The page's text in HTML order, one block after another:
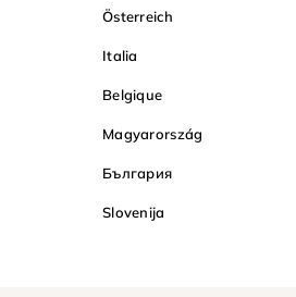
Österreich
Italia
Belgique
Magyarország
България
Slovenija